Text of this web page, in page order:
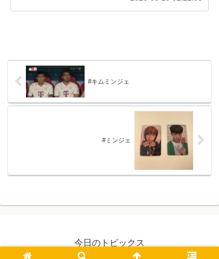
#キムミンジェ
#ミンジェ
今日のトピックス
© 2021 今日のトピックス.